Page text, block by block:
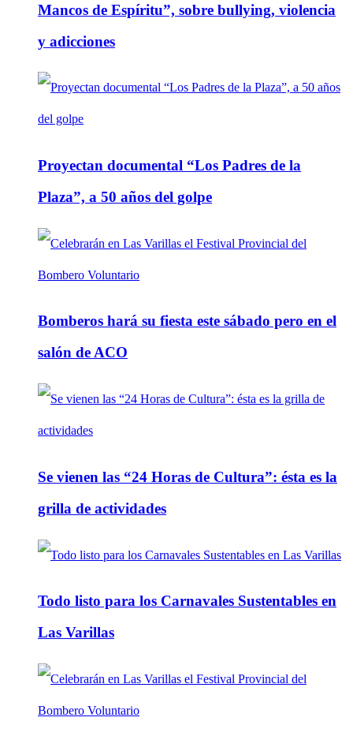
Mancos de Espíritu”, sobre bullying, violencia
y adicciones
Proyectan documental “Los Padres de la
Plaza”, a 50 años del golpe
Bomberos hará su fiesta este sábado pero en el
salón de ACO
Se vienen las “24 Horas de Cultura”: ésta es la
grilla de actividades
Todo listo para los Carnavales Sustentables en
Las Varillas